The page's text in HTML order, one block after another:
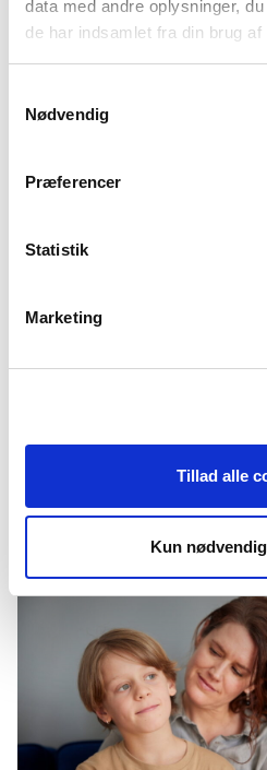
data med andre oplysninger,
de har indsamlet fra din brug af
Nødvendig
Præferencer
Statistik
Marketing
Tillad alle
Kun